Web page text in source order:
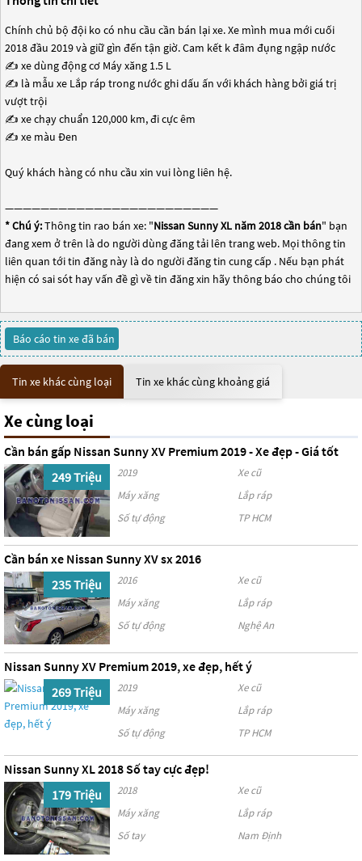
Chính chủ bộ đội ko có nhu cầu cần bán lại xe. Xe mình mua mới cuối
2018 đầu 2019 và giữ gìn đến tận giờ. Cam kết k đâm đụng ngập nước
✍ xe dùng động cơ Máy xăng 1.5 L
✍ là mẫu xe Lắp ráp trong nước ghi dấu ấn với khách hàng bởi giá trị
vượt trội
✍ xe chạy chuẩn 120,000 km, đi cực êm
✍ xe màu Đen
Quý khách hàng có nhu cầu xin vui lòng liên hệ.
————————————————————————
* Chú ý:Thông tin rao bán xe: "Nissan Sunny XL năm 2018 cần bán" bạn
đang xem ở trên là do người dùng đăng tải lên trang web. Mọi thông tin
liên quan tới tin đăng này là do người đăng tin cung cấp . Nếu bạn phát
hiện có sai sót hay vấn đề gì về tin đăng xin hãy thông báo cho chúng tôi
Báo cáo tin xe đã bán
Tin xe khác cùng loại Tin xe khác cùng khoảng giá
Xe cùng loại
Cần bán gấp Nissan Sunny XV Premium 2019 - Xe đẹp - Giá tốt
249 Triệu
2019
Xe cũ
Máy xăng
Lắp ráp
Số tự động
TP HCM
Cần bán xe Nissan Sunny XV sx 2016
235 Triệu
2016
Xe cũ
Máy xăng
Lắp ráp
Số tự động
Nghệ An
Nissan Sunny XV Premium 2019, xe đẹp, hết ý
269 Triệu
2019
Xe cũ
Máy xăng
Lắp ráp
Số tự động
TP HCM
Nissan Sunny XL 2018 Số tay cực đẹp!
179 Triệu
2018
Xe cũ
Máy xăng
Lắp ráp
Số tay
Nam Định